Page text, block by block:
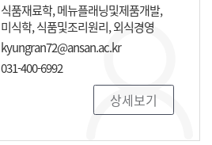
식품재료학, 메뉴플래닝및제품개발,
미식학, 식품및조리원리, 외식경영
kyungran72@ansan.ac.kr
031-400-6992
상세보기